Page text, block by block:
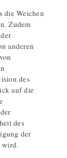
die Weichen
Zudem
anderen
des
auf die
des
der
wird.